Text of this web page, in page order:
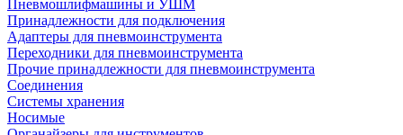
Пневмошлифмашины и УШМ
Принадлежности для подключения
Адаптеры для пневмоинструмента
Переходники для пневмоинструмента
Прочие принадлежности для пневмоинструмента
Соединения
Системы хранения
Носимые